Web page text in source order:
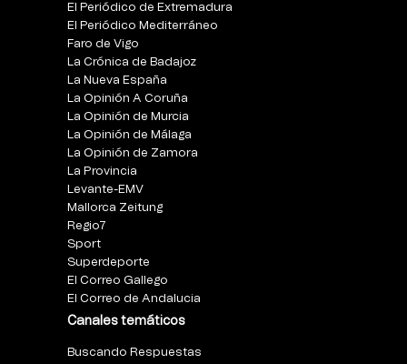
El Periódico de Extremadura
El Periódico Mediterráneo
Faro de Vigo
La Crónica de Badajoz
La Nueva España
La Opinión A Coruña
La Opinión de Murcia
La Opinión de Málaga
La Opinión de Zamora
La Provincia
Levante-EMV
Mallorca Zeitung
Regio7
Sport
Superdeporte
El Correo Gallego
El Correo de Andalucia
Canales temáticos
Buscando Respuestas